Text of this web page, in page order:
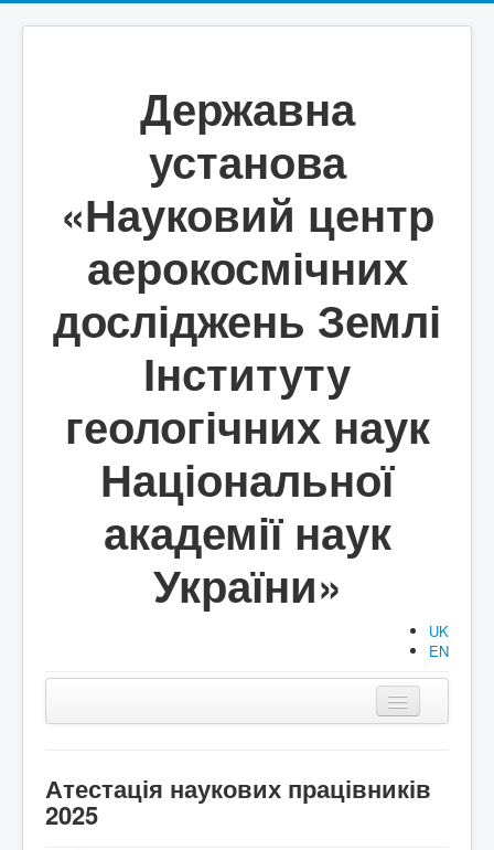
Державна
установа
«Науковий центр
аерокосмічних
досліджень Землі
Інституту
геологічних наук
Національної
академії наук
України»
UK
EN
Структура
Діяльність
Атестація наукових працівників
2025